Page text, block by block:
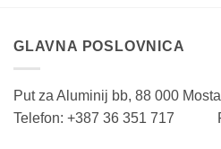
GLAVNA POSLOVNICA
Put za Aluminij bb, 88 000
Telefon: +387 36 351 717